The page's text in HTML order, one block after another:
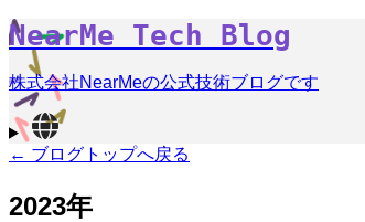
NearMe Tech Blog
株式会社NearMeの公式技術ブログです
← ブログトップへ戻る
2023年